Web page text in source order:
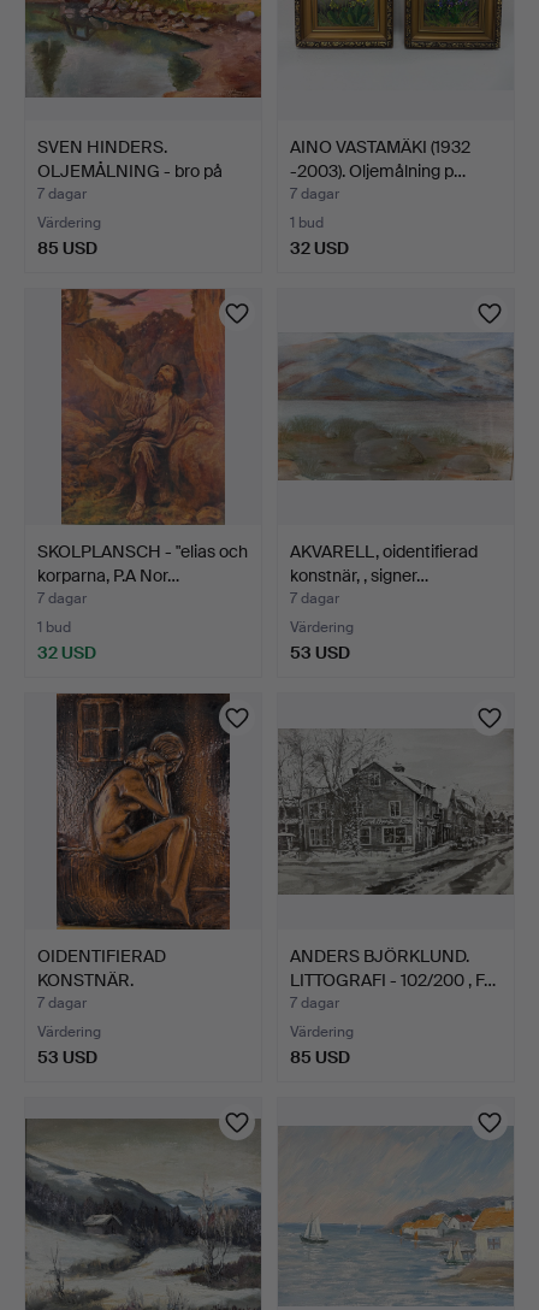
SVEN HINDERS.
OLJEMÅLNING - bro på
byväg, …
7 dagar
Värdering
85 USD
AINO VASTAMÄKI (1932
-2003). Oljemålning p…
7 dagar
1 bud
32 USD
SKOLPLANSCH - "elias och
korparna, P.A Nor…
7 dagar
1 bud
32 USD
AKVARELL, oidentifierad
konstnär, , signer…
7 dagar
Värdering
53 USD
OIDENTIFIERAD
KONSTNÄR.
KOPPARTAVLA - kvin…
7 dagar
Värdering
53 USD
ANDERS BJÖRKLUND.
LITTOGRAFI - 102/200 , F…
7 dagar
Värdering
85 USD